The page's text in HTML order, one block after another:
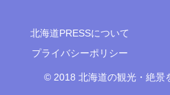
北海道PRESSについて
プライバシーポリシー
© 2018 北海道の観光・絶景